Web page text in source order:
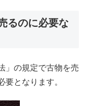
るのに必要な
」の規定で古物を売
要となります。